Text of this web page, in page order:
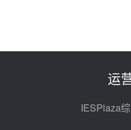
电机
2026-
运
IESPlaza